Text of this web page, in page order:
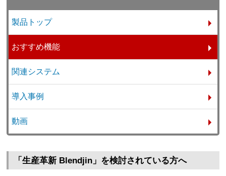
製品トップ
おすすめ機能
関連システム
導入事例
動画
「生産革新 Blendjin」を検討されている方へ